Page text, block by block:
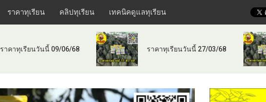
ราคาทุเรียน คลิปทุเรียน เทคนิคดูแลทุเรียน
ราคาทุเรียนวันนี้ 09/06/68 ราคาทุเรียนวันนี้ 27/03/68